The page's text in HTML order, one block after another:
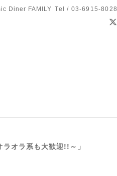
Diner FAMILY Tel / 03-6915-8028
オラ系も大歓迎!!～」